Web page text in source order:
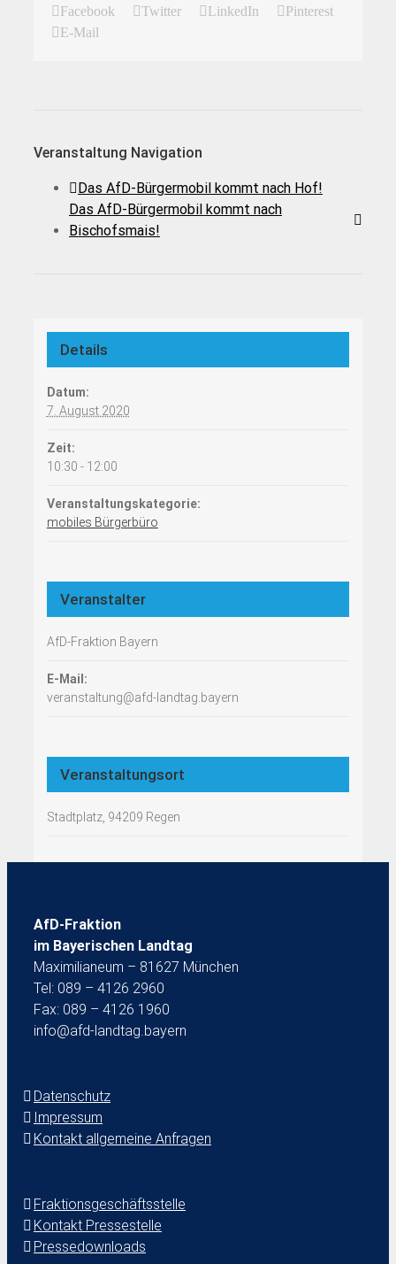
Facebook Twitter LinkedIn
Pinterest
E-Mail
Veranstaltung Navigation
Das AfD-Bürgermobil kommt nach Hof!
Das AfD-Bürgermobil kommt nach
Bischofsmais!
Details
Datum:
7. August 2020
Zeit:
10:30 - 12:00
Veranstaltungskategorie:
mobiles Bürgerbüro
Veranstalter
AfD-Fraktion Bayern
E-Mail:
veranstaltung@afd-landtag.bayern
Veranstaltungsort
Stadtplatz, 94209 Regen
AfD-Fraktion
im Bayerischen Landtag
Maximilianeum – 81627 München
Tel: 089 – 4126 2960
Fax: 089 – 4126 1960
info@afd-landtag.bayern
Datenschutz
Impressum
Kontakt allgemeine Anfragen
Fraktionsgeschäftsstelle
Kontakt Pressestelle
Pressedownloads